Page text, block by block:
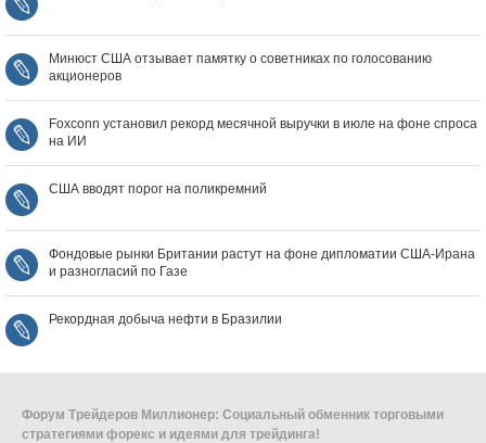
Минюст США отзывает памятку о советниках по голосованию
акционеров
Foxconn установил рекорд месячной выручки в июле на фоне спроса
на ИИ
США вводят порог на поликремний
Фондовые рынки Британии растут на фоне дипломатии США‑Ирана
и разногласий по Газе
Рекордная добыча нефти в Бразилии
Форум Трейдеров Миллионер: Социальный обменник торговыми
стратегиями форекс и идеями для трейдинга!